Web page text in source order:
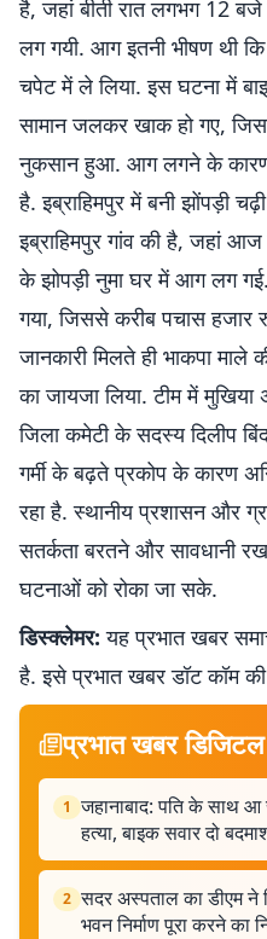
है, जहां बीती रात लगभग 12
लग गयी. आग इतनी भीषण थी
चपेट में ले लिया. इस घटना में
सामान जलकर खाक हो गए,
नुकसान हुआ. आग लगने के
है. इब्राहिमपुर में बनी झोंपड़ी
इब्राहिमपुर गांव की है, जहां
के झोपड़ी नुमा घर में आग लग
गया, जिससे करीब पचास हजार
जानकारी मिलते ही भाकपा माले
का जायजा लिया. टीम में
जिला कमेटी के सदस्य दिलीप
गर्मी के बढ़ते प्रकोप के कारण
रहा है. स्थानीय प्रशासन और
सतर्कता बरतने और सावधानी
घटनाओं को रोका जा सके.
डिस्क्लेमर: यह प्रभात खबर
है. इसे प्रभात खबर डॉट कॉम की
प्रभात खबर डिजिटल
1 जहानाबाद: पति के साथ आ
हत्या, बाइक सवार दो
2 सदर अस्पताल का डीएम ने
भवन निर्माण पूरा करने का